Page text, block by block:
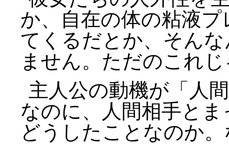
か、自在の体の粘液
てくるだとか、そん
ません。ただのこれ
主人公の動機が「人
なのに、人間相手と
どうしたことなのか